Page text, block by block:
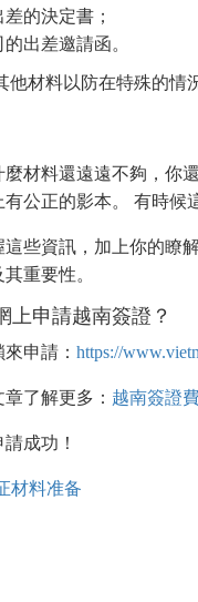
的決定書；
出差邀請函。
他材料以防在特殊的情
麼材料還遠遠不夠，你
公正的影本。 有時候
這些資訊，加上你的瞭
重要性。
上申請越南簽證？
申請： https://
了解更多： 越南簽證
成功！
材料准备